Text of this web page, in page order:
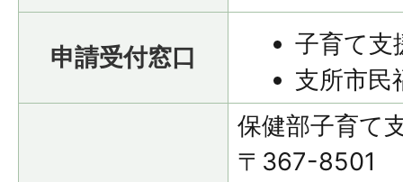
申請受付窓口
子育て支
支所市民
保健部子育て
〒367-8501